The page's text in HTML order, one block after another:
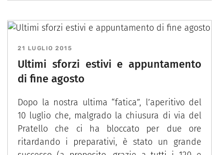
21 LUGLIO 2015
Ultimi sforzi estivi e appuntamento
di fine agosto
Dopo la nostra ultima “fatica”, l’aperitivo del
10 luglio che, malgrado la chiusura di via del
Pratello che ci ha bloccato per due ore
ritardando i preparativi, è stato un grande